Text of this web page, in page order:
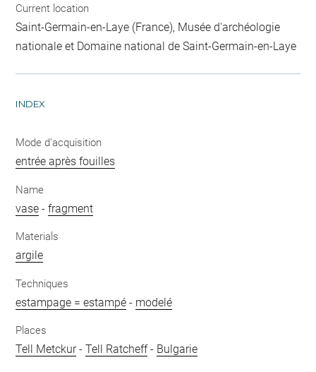
Current location
Saint-Germain-en-Laye (France), Musée d'archéologie
nationale et Domaine national de Saint-Germain-en-Laye
INDEX
Mode d'acquisition
entrée après fouilles
Name
vase -fragment
Materials
argile
Techniques
estampage = estampé - modelé
Places
Tell Metckur-Tell Ratcheff- Bulgarie